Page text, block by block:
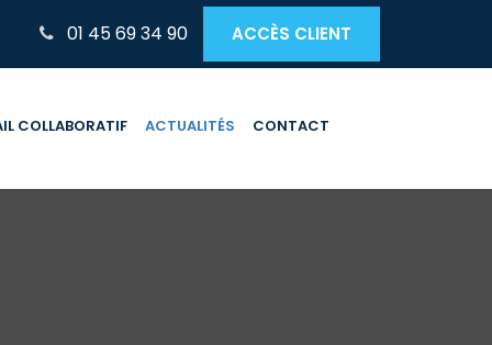
01 45 69 34 90 ACCÈS CLIENT
COLLABORATIF ACTUALITÉS CONTACT